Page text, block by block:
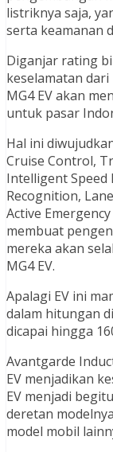
listriknya saja,
serta keamanan
Diganjar rating
keselamatan dari
MG4 EV akan
untuk pasar
Hal ini
Cruise Control,
Intelligent Speed
Recognition,
Active
membuat
mereka akan
MG4 EV.
Apalagi EV ini
dalam hitungan
dicapai hingga
Avantgarde
EV menjadikan
EV menjadi
deretan
model mobil